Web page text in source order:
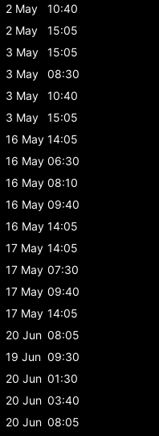
2 May
10:40
2 May
15:05
3 May
15:05
3 May
08:30
3 May
10:40
3 May
15:05
16 May 14:05
16 May 06:30
16 May 08:10
16 May 09:40
16 May 14:05
17 May 14:05
17 May 07:30
17 May 09:40
17 May 14:05
20 Jun 08:05
19 Jun 09:30
20 Jun 01:30
20 Jun 03:40
20 Jun 08:05